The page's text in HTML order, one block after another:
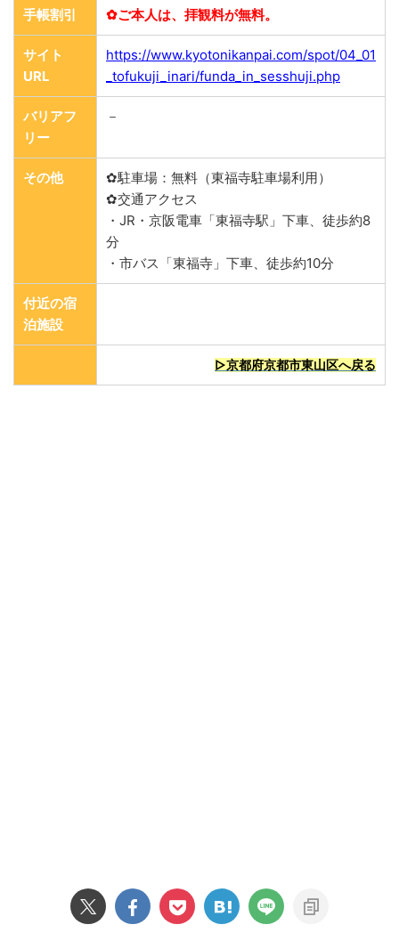
手帳割引 ✿ご本人は、拝観料が無料。
サイト
URL
https://www.kyotonikanpai.com/spot/04_01
_tofukuji_inari/funda_in_sesshuji.php
バリアフ
リー
－
その他
✿駐車場：無料（東福寺駐車場利用）
✿交通アクセス
・JR・京阪電車「東福寺駅」下車、徒歩約8
分
・市バス「東福寺」下車、徒歩約10分
付近の宿
泊施設
▷京都府京都市東山区へ戻る